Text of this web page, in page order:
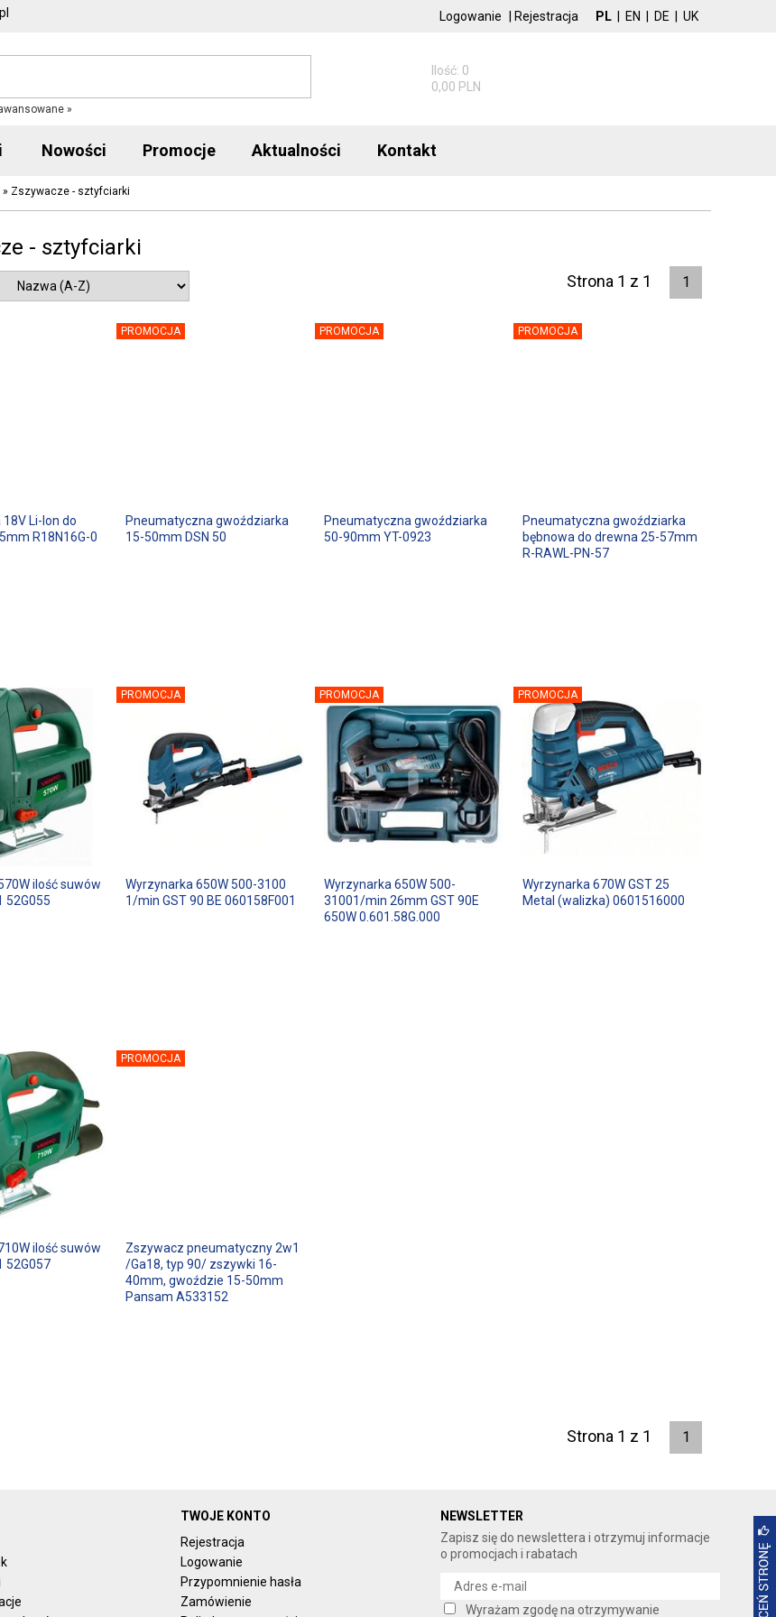
PL EN DE UK
Logowanie Rejestracja
»
Ilość: 0
0,00 PLN
Nowości Promocje Aktualności Kontakt
» Zszywacze - sztyfciarki
- sztyfciarki
Strona 1 z 1 1
Li-Ion do
R18N16G-0
PROMOCJA
Pneumatyczna gwoździarka
15-50mm DSN 50
PROMOCJA
Pneumatyczna gwoździarka
50-90mm YT-0923
PROMOCJA
Pneumatyczna gwoździarka
bębnowa do drewna 25-57mm
R-RAWL-PN-57
ilość suwów
52G055
PROMOCJA
Wyrzynarka 650W 500-3100
1/min GST 90 BE 060158F001
PROMOCJA
Wyrzynarka 650W 500-
31001/min 26mm GST 90E
650W 0.601.58G.000
PROMOCJA
Wyrzynarka 670W GST 25
Metal (walizka) 0601516000
ilość suwów
52G057
PROMOCJA
Zszywacz pneumatyczny 2w1
/Ga18, typ 90/ zszywki 16-
40mm, gwoździe 15-50mm
Pansam A533152
Strona 1 z 1 1
TWOJE KONTO
Rejestracja
Logowanie
Przypomnienie hasła
Zamówienie
NEWSLETTER
Zapisz się do newslettera i otrzymuj informacje
o promocjach i rabatach
Wyrażam zgodę na otrzymywanie